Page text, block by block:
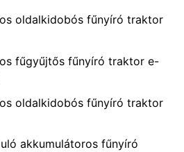
oldalkidobós fűnyíró traktor
fűgyűjtős fűnyíró traktor e-
oldalkidobós fűnyíró traktor
akkumulátoros fűnyíró